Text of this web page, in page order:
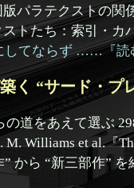
ラテクストの関
たち：索引・カ
してならず ……『読
“サード・プ
道をあえて選ぶ
Williams et al.『
から “新三部作”